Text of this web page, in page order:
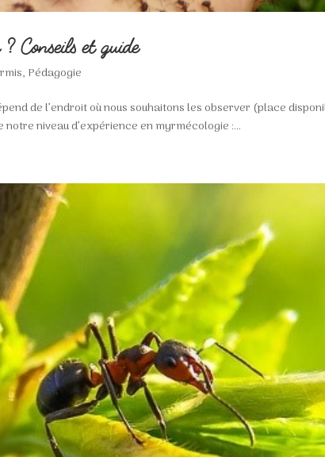
Conseils et guide
, Pédagogie
de l’endroit où nous souhaitons les observer (place
niveau d’expérience en myrmécologie :...